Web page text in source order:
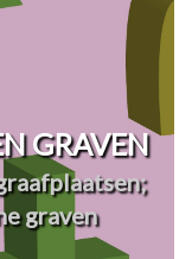
GRAVEN
graven